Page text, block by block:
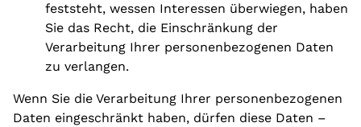
feststeht, wessen Interessen überwiegen, haben
Sie das Recht, die Einschränkung der
Verarbeitung Ihrer personenbezogenen Daten
zu verlangen.
Wenn Sie die Verarbeitung Ihrer personenbezogenen
Daten eingeschränkt haben, dürfen diese Daten –